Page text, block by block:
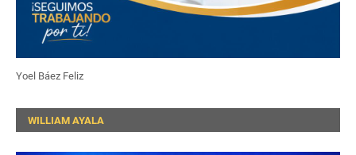
Yoel Báez Feliz
WILLIAM AYALA